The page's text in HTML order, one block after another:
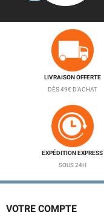
LIVRAISON OFFERTE
DÈS 49€ D'ACHAT
EXPÉDITION EXPRESS
SOUS 24H
VOTRE COMPTE